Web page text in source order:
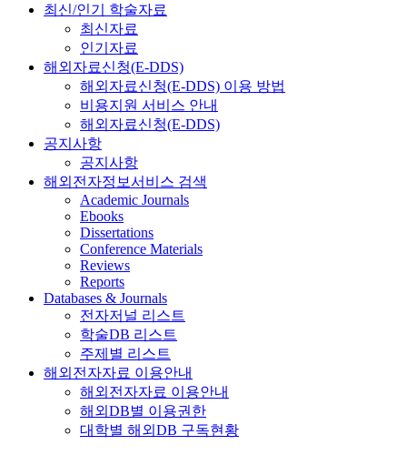
최신/인기 학술자료
최신자료
인기자료
해외자료신청(E-DDS)
해외자료신청(E-DDS) 이용 방법
비용지원 서비스 안내
해외자료신청(E-DDS)
공지사항
공지사항
해외전자정보서비스 검색
Academic Journals
Ebooks
Dissertations
Conference Materials
Reviews
Reports
Databases & Journals
전자저널 리스트
학술DB 리스트
주제별 리스트
해외전자자료 이용안내
해외전자자료 이용안내
해외DB별 이용권한
대학별 해외DB 구독현황